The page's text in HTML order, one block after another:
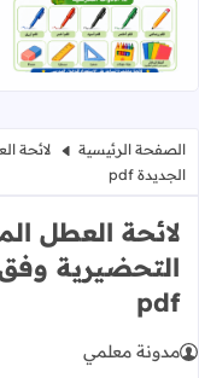
الصفحة الرئيسية
لائحة
الجديدة pdf
لائحة العطل
التحضيرية وفق
pdf
مدونة معلمي